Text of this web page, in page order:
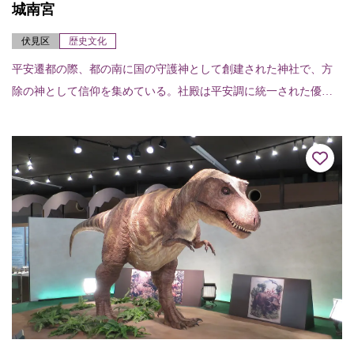
城南宮
伏見区 歴史文化
平安遷都の際、都の南に国の守護神として創建された神社で、方
除の神として信仰を集めている。社殿は平安調に統一された優美
が凝らされた庭園「楽...